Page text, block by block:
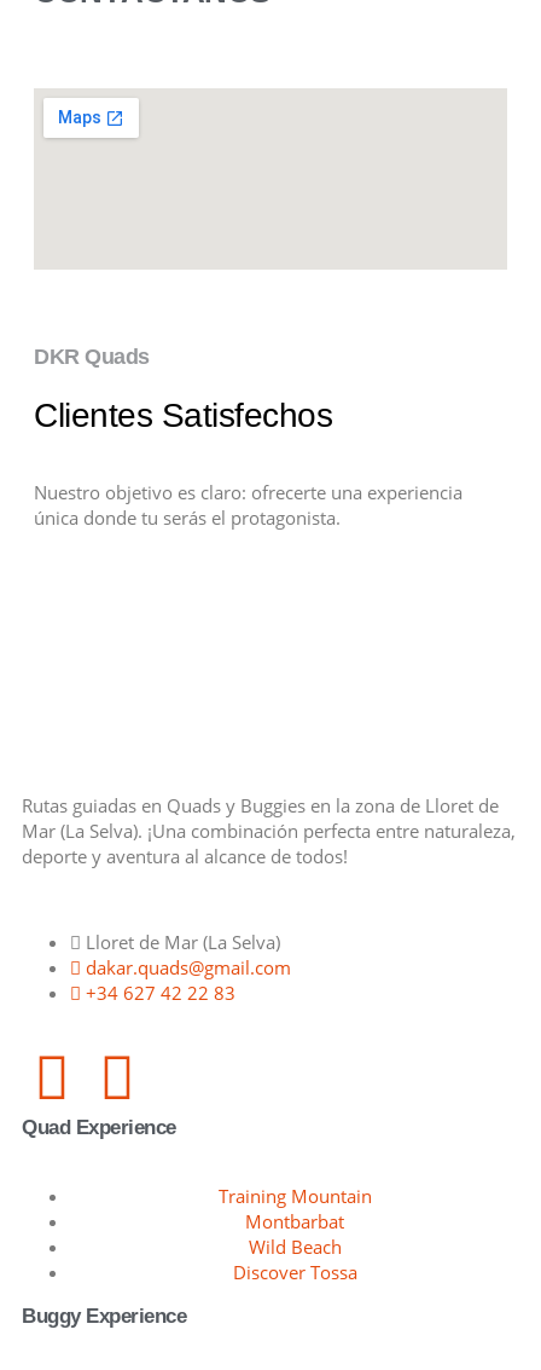
DKR Quads
Clientes Satisfechos
Nuestro objetivo es claro: ofrecerte una experiencia
única donde tu serás el protagonista.
Rutas guiadas en Quads y Buggies en la zona de Lloret de
Mar (La Selva). ¡Una combinación perfecta entre naturaleza,
deporte y aventura al alcance de todos!
Lloret de Mar (La Selva)
dakar.quads@gmail.com
+34 627 42 22 83
Quad Experience
Training Mountain
Montbarbat
Wild Beach
Discover Tossa
Buggy Experience